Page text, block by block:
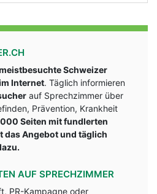
Schweizer
Internet. Täglich informieren
auf Sprechzimmer über
Prävention, Krankheit
Seiten mit fundlerten
das Angebot und täglich
AUF SPRECHZIMMER
PR-Kampagne oder